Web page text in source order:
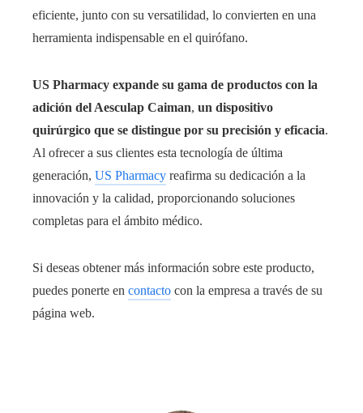
eficiente, junto con su versatilidad, lo convierten en una
herramienta indispensable en el quirófano.
US Pharmacy expande su gama de productos con la
adición del Aesculap Caiman, un dispositivo
quirúrgico que se distingue por su precisión y eficacia.
Al ofrecer a sus clientes esta tecnología de última
generación, US Pharmacy reafirma su dedicación a la
innovación y la calidad, proporcionando soluciones
completas para el ámbito médico.
Si deseas obtener más información sobre este producto,
puedes ponerte en contacto con la empresa a través de su
página web.